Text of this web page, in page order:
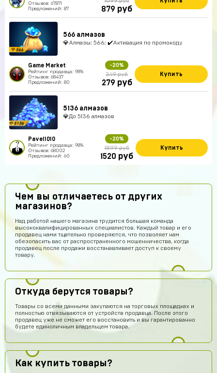
Отзывов: 67871
Предложений: 87
879 руб
566 алмазов
💎Алмазы: 566; ✔️Активация по промокоду
Game Market
Рейтинг продавца: 98%
Отзывов: 68437
Предложений: 80
-20%
349 руб
279 руб
Купить
5136 алмазов
💎До 5136 алмазов
Pavel1010
Рейтинг продавца: 98%
Отзывов: 68002
Предложений: 60
-20%
1899 руб
1520 руб
Купить
Чем вы отличаетесь от других
магазинов?
Над работой нашего магазина трудится большая команда
высококвалифицированных специалистов. Каждый товар и его
продавец нами тщательно проверяются, что позволяет нам
обезопасить вас от распространенного мошенничества, когда
продавец после продажи восстанавливает доступ к своему
товару.
Откуда берутся товары?
Товары со всеми данными закупаются на торговых площадках и
полностью отвязываются от устройств продавца. После этого
продавец уже не сможет его восстановить и вы гарантированно
будете единоличным владельцем товара.
Как купить товары?